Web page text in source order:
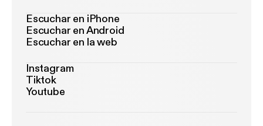
Escuchar en iPhone
Escuchar en Android
Escuchar en la web
Instagram
Tiktok
Youtube